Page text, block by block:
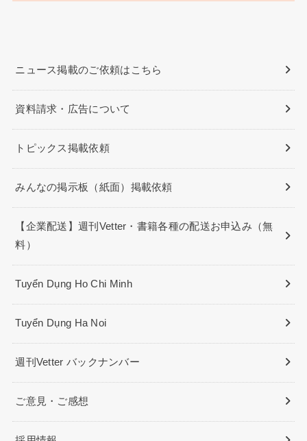
ニュース掲載のご依頼はこちら
資料請求・広告について
トピックス掲載依頼
みんなの掲示板（紙面）掲載依頼
【企業配送】週刊Vetter・書籍各種の配送お申込み（無
料）
Tuyển Dụng Ho Chi Minh
Tuyển Dụng Ha Noi
週刊Vetter バックナンバー
ご意見・ご感想